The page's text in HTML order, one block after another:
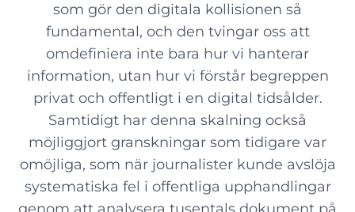
som gör den digitala kollisionen så
fundamental, och den tvingar oss att
omdefiniera inte bara hur vi hanterar
information, utan hur vi förstår begreppen
privat och offentligt i en digital tidsålder.
Samtidigt har denna skalning också
möjliggjort granskningar som tidigare var
omöjliga, som när journalister kunde avslöja
systematiska fel i offentliga upphandlingar